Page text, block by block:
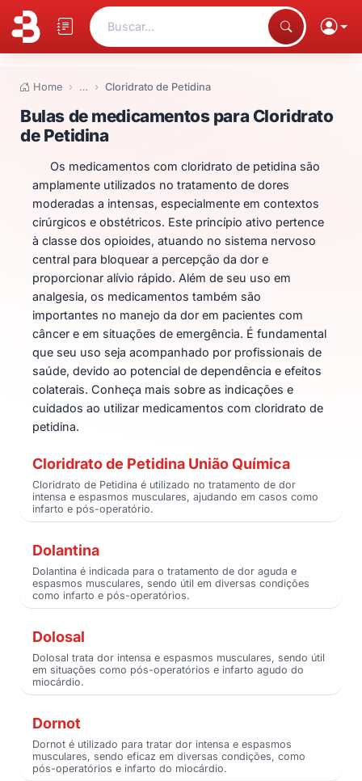
Buscar...
Home … Cloridrato de Petidina
Bulas de medicamentos para
Bulas de medicamentos para Cloridrato
de Petidina
Os medicamentos com cloridrato de petidina são
amplamente utilizados no tratamento de dores
moderadas a intensas, especialmente em contextos
cirúrgicos e obstétricos. Este princípio ativo pertence
à classe dos opioides, atuando no sistema nervoso
central para bloquear a percepção da dor e
proporcionar alívio rápido. Além de seu uso em
analgesia, os medicamentos também são
importantes no manejo da dor em pacientes com
câncer e em situações de emergência. É fundamental
que seu uso seja acompanhado por profissionais de
saúde, devido ao potencial de dependência e efeitos
colaterais. Conheça mais sobre as indicações e
cuidados ao utilizar medicamentos com cloridrato de
petidina.
Cloridrato de Petidina União Química
Cloridrato de Petidina é utilizado no tratamento de dor
intensa e espasmos musculares, ajudando em casos como
infarto e pós-operatório.
Dolantina
Dolantina é indicada para o tratamento de dor aguda e
espasmos musculares, sendo útil em diversas condições
como infarto e pós-operatórios.
Dolosal
Dolosal trata dor intensa e espasmos musculares, sendo útil
em situações como pós-operatórios e infarto agudo do
miocárdio.
Dornot
Dornot é utilizado para tratar dor intensa e espasmos
musculares, sendo eficaz em diversas condições, como
pós-operatórios e infarto do miocárdio.